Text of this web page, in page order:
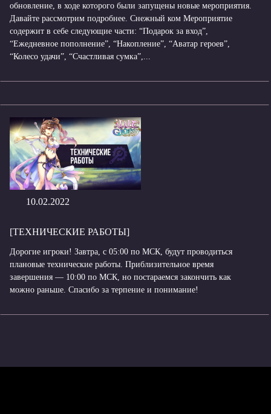
обновление, в ходе которого были запущены новые мероприятия.
Давайте рассмотрим подробнее. Снежный ком Мероприятие
содержит в себе следующие части: “Подарок за вход”,
“Ежедневное пополнение”, “Накопление”, “Аватар героев”,
“Колесо удачи”, “Счастливая сумка”,...
10.02.2022
[ТЕХНИЧЕСКИЕ РАБОТЫ]
Дорогие игроки! Завтра, с 05:00 по МСК, будут проводиться
плановые технические работы. Приблизительное время
завершения — 10:00 по МСК, но постараемся закончить как
можно раньше. Спасибо за терпение и понимание!